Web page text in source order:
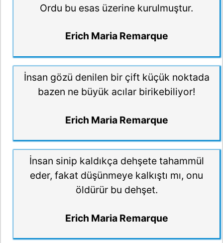
Ordu bu esas üzerine kurulmuştur.
Erich Maria Remarque
İnsan gözü denilen bir çift küçük noktada
bazen ne büyük acılar birikebiliyor!
Erich Maria Remarque
İnsan sinip kaldıkça dehşete tahammül
eder, fakat düşünmeye kalkıştı mı, onu
öldürür bu dehşet.
Erich Maria Remarque